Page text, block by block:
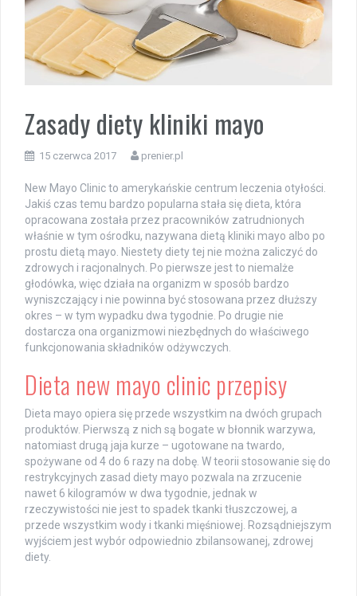
Zasady diety kliniki mayo
15 czerwca 2017 prenier.pl
New Mayo Clinic to amerykańskie centrum leczenia otyłości.
Jakiś czas temu bardzo popularna stała się dieta, która
opracowana została przez pracowników zatrudnionych
właśnie w tym ośrodku, nazywana dietą kliniki mayo albo po
prostu dietą mayo. Niestety diety tej nie można zaliczyć do
zdrowych i racjonalnych. Po pierwsze jest to niemalże
głodówka, więc działa na organizm w sposób bardzo
wyniszczający i nie powinna być stosowana przez dłuższy
okres – w tym wypadku dwa tygodnie. Po drugie nie
dostarcza ona organizmowi niezbędnych do właściwego
funkcjonowania składników odżywczych.
Dieta new mayo clinic przepisy
Dieta mayo opiera się przede wszystkim na dwóch grupach
produktów. Pierwszą z nich są bogate w błonnik warzywa,
natomiast drugą jaja kurze – ugotowane na twardo,
spożywane od 4 do 6 razy na dobę. W teorii stosowanie się do
restrykcyjnych zasad diety mayo pozwala na zrzucenie
nawet 6 kilogramów w dwa tygodnie, jednak w
rzeczywistości nie jest to spadek tkanki tłuszczowej, a
przede wszystkim wody i tkanki mięśniowej. Rozsądniejszym
wyjściem jest wybór odpowiednio zbilansowanej, zdrowej
diety.